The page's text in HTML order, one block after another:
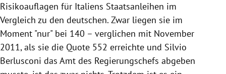
Risikoauflagen für Italiens Staatsanleihen im
Vergleich zu den deutschen. Zwar liegen sie im
Moment "nur" bei 140 – verglichen mit November
2011, als sie die Quote 552 erreichte und Silvio
Berlusconi das Amt des Regierungschefs abgeben